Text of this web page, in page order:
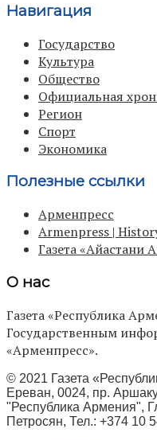
Навигация
Государство
Культура
Общество
Официальная
Регион
Спорт
Экономика
Полезные ссылки
Арменпресс
Armenpress |
Газета «Айастани
О нас
Газета «Республика
Государственным
«Арменпресс».
© 2021 Газета
Ереван, 0024, пр.
"Республика Армения",
Петросян, Тел.: +374 10